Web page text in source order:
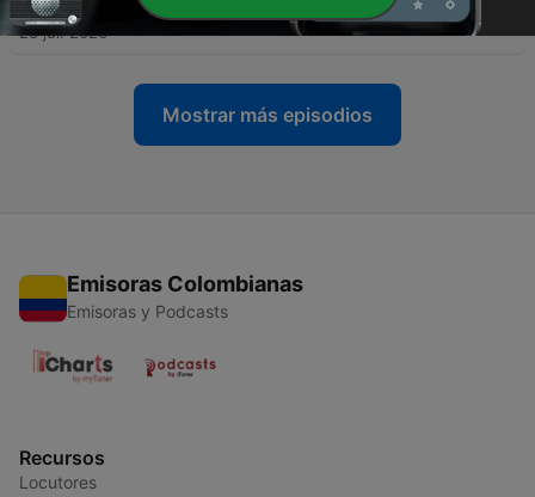
23 jul. 2026
Mostrar más episodios
Emisoras Colombianas
Emisoras y Podcasts
Recursos
Locutores